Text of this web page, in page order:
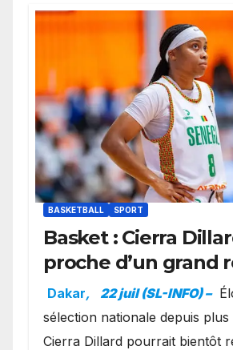
BASKETBALL SPORT
Basket : Cierra
proche d’un grand
avec les Lionnes ?
Dakar, 22 juil (SL-INFO) –
sélection nationale depuis plus
Cierra Dillard pourrait bientôt